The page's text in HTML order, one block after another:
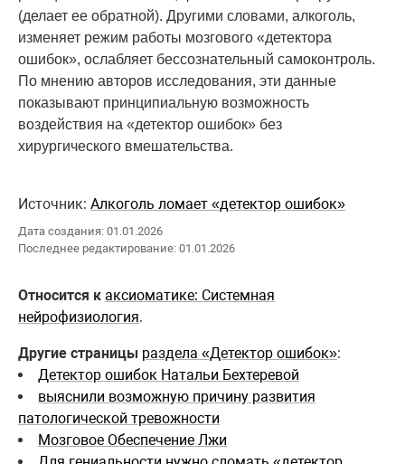
(делает ее обратной). Другими словами, алкоголь,
изменяет режим работы мозгового «детектора
ошибок», ослабляет бессознательный самоконтроль.
По мнению авторов исследования, эти данные
показывают принципиальную возможность
воздействия на «детектор ошибок» без
хирургического вмешательства.
Источник: Алкоголь ломает «детектор ошибок»
Дата создания: 01.01.2026
Последнее редактирование: 01.01.2026
Относится к аксиоматике: Системная
нейрофизиология.
Другие страницы раздела «Детектор ошибок»:
Детектор ошибок Натальи Бехтеревой
выяснили возможную причину развития
патологической тревожности
Мозговое Обеспечение Лжи